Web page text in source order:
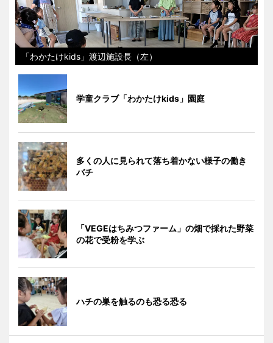
「わかたけkids」渡辺施設長（左）
学童クラブ「わかたけkids」園庭
多くの人に見られて落ち着かない様子の働き
バチ
「VEGEはちみつファーム」の畑で採れた野菜
の花で受粉を学ぶ
ハチの巣を触るのも恐る恐る